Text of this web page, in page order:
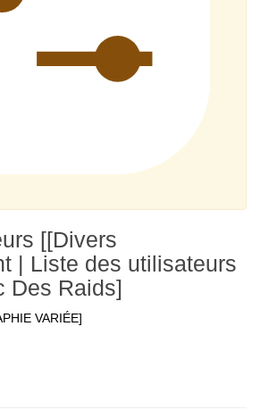
[[Divers
| Liste des utilisateurs
Des Raids]
VARIÉE]